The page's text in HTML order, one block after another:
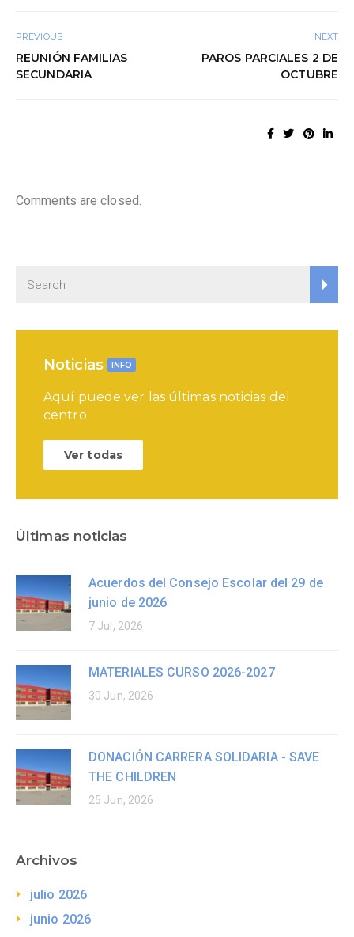
PREVIOUS
REUNIÓN FAMILIAS
SECUNDARIA
NEXT
PAROS PARCIALES 2 DE
OCTUBRE
Comments are closed.
Noticias INFO
Aquí puede ver las últimas noticias del
centro.
Ver todas
Últimas noticias
Acuerdos del Consejo Escolar del 29 de
junio de 2026
7 Jul, 2026
MATERIALES CURSO 2026-2027
30 Jun, 2026
DONACIÓN CARRERA SOLIDARIA - SAVE
THE CHILDREN
25 Jun, 2026
Archivos
julio 2026
junio 2026